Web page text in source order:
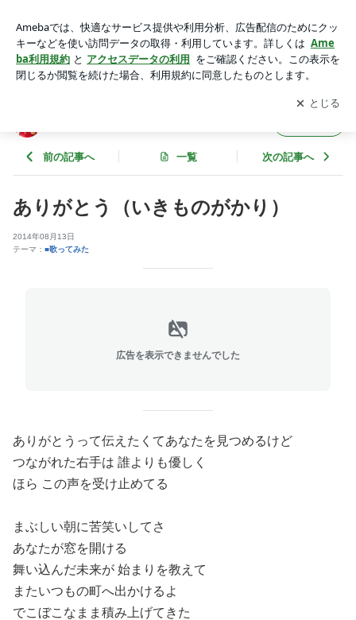
アプリをダウンロードして ブログの更新通知
を受け取りまし
ょう。
開く
前の記事へ 一覧 次の記事へ
ありがとう（いきものがかり）
2014年08月13日
テーマ： ■歌ってみた
広告を表示できませんでした
ありがとうって伝えたくてあなたを見つめるけど
つながれた右手は 誰よりも優しく
ほら この声を受け止めてる
まぶしい朝に苦笑いしてさ
あなたが窓を開ける
舞い込んだ未来が 始まりを教えて
またいつもの町へ出かけるよ
でこぼこなまま積み上げてきた